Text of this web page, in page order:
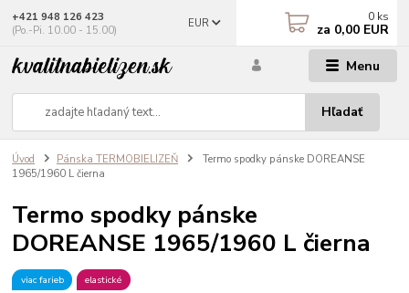
Menu
EUR
Hľadať
+421 948 126 423
(Po.-Pi. 10.00 - 15.00)
0 ks
za 0,00 EUR
Úvod Pánska TERMOBIELIZEŇ
Termo spodky pánske DOREANSE
1965/1960 L čierna
Termo spodky pánske
DOREANSE 1965/1960 L čierna
viac farieb elastické